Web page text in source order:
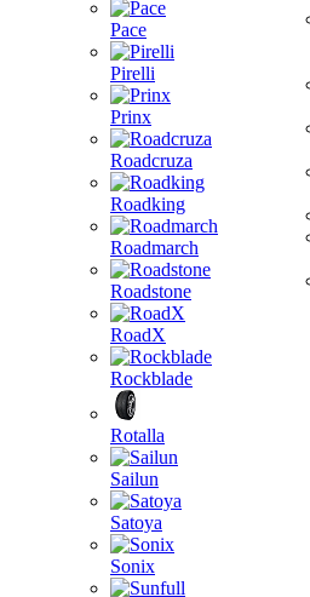
Pace
Pirelli
Prinx
Roadcruza
Roadking
Roadmarch
Roadstone
RoadX
Rockblade
Rotalla
Sailun
Satoya
Sonix